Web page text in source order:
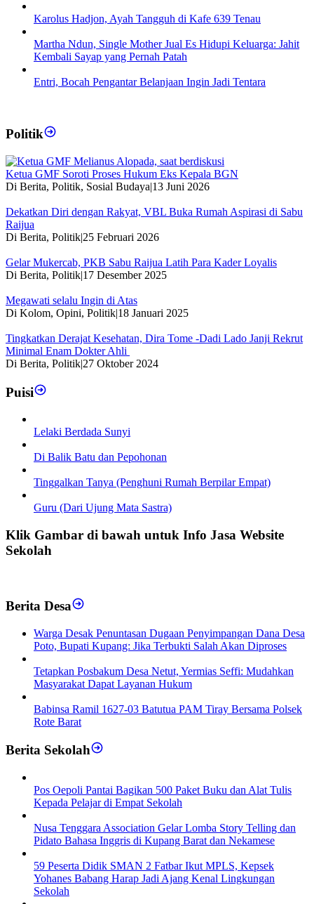
Karolus Hadjon, Ayah Tangguh di Kafe 639 Tenau
Martha Ndun, Single Mother Jual Es Hidupi Keluarga: Jahit
Kembali Sayap yang Pernah Patah
Entri, Bocah Pengantar Belanjaan Ingin Jadi Tentara
Politik
Ketua GMF Soroti Proses Hukum Eks Kepala BGN
Di Berita, Politik, Sosial Budaya|13 Juni 2026
Dekatkan Diri dengan Rakyat, VBL Buka Rumah Aspirasi di Sabu
Raijua
Di Berita, Politik|25 Februari 2026
Gelar Mukercab, PKB Sabu Raijua Latih Para Kader Loyalis
Di Berita, Politik|17 Desember 2025
Megawati selalu Ingin di Atas
Di Kolom, Opini, Politik|18 Januari 2025
Tingkatkan Derajat Kesehatan, Dira Tome -Dadi Lado Janji Rekrut
Minimal Enam Dokter Ahli
Di Berita, Politik|27 Oktober 2024
Puisi
Lelaki Berdada Sunyi
Di Balik Batu dan Pepohonan
Tinggalkan Tanya (Penghuni Rumah Berpilar Empat)
Guru (Dari Ujung Mata Sastra)
Klik Gambar di bawah untuk Info Jasa Website
Sekolah
Berita Desa
‎Warga Desak Penuntasan Dugaan Penyimpangan Dana Desa
Poto, Bupati Kupang: Jika Terbukti Salah Akan Diproses
Tetapkan Posbakum Desa Netut, Yermias Seffi: Mudahkan
Masyarakat Dapat Layanan Hukum
Babinsa Ramil 1627-03 Batutua PAM Tiray Bersama Polsek
Rote Barat
Berita Sekolah
Pos Oepoli Pantai Bagikan 500 Paket Buku dan Alat Tulis
Kepada Pelajar di Empat Sekolah
Nusa Tenggara Association Gelar Lomba Story Telling dan
Pidato Bahasa Inggris di Kupang Barat dan Nekamese
59 Peserta Didik SMAN 2 Fatbar Ikut MPLS, Kepsek
Yohanes Babang Harap Jadi Ajang Kenal Lingkungan
Sekolah